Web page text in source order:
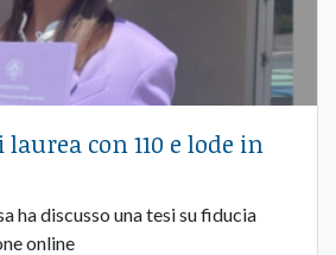
laurea con 110 e lode in
ha discusso una tesi su fiducia
online